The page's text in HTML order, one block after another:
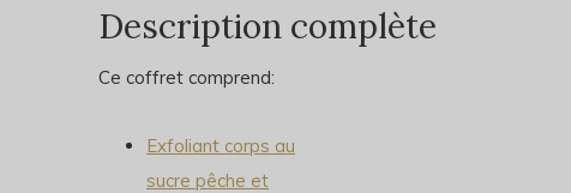
Description complète
Ce coffret comprend:
Exfoliant corps au
sucre pêche et